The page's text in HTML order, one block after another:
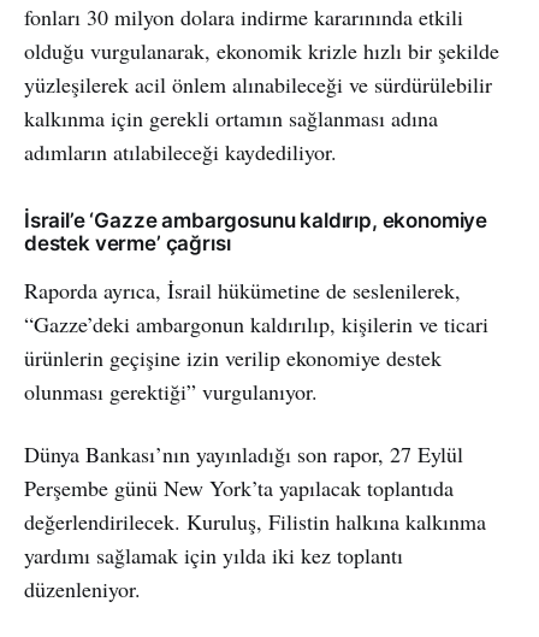
fonları 30 milyon dolara indirme kararınında etkili
olduğu vurgulanarak, ekonomik krizle hızlı bir şekilde
yüzleşilerek acil önlem alınabileceği ve sürdürülebilir
kalkınma için gerekli ortamın sağlanması adına
adımların atılabileceği kaydediliyor.
İsrail’e ‘Gazze ambargosunu kaldırıp, ekonomiye
destek verme’ çağrısı
Raporda ayrıca, İsrail hükümetine de seslenilerek,
“Gazze’deki ambargonun kaldırılıp, kişilerin ve ticari
ürünlerin geçişine izin verilip ekonomiye destek
olunması gerektiği” vurgulanıyor.
Dünya Bankası’nın yayınladığı son rapor, 27 Eylül
Perşembe günü New York’ta yapılacak toplantıda
değerlendirilecek. Kuruluş, Filistin halkına kalkınma
yardımı sağlamak için yılda iki kez toplantı
düzenleniyor.